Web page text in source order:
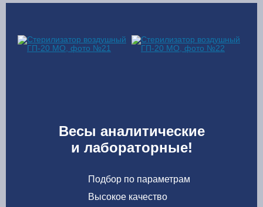
Весы аналитические
и лабораторные!
Подбор по параметрам
Высокое качество